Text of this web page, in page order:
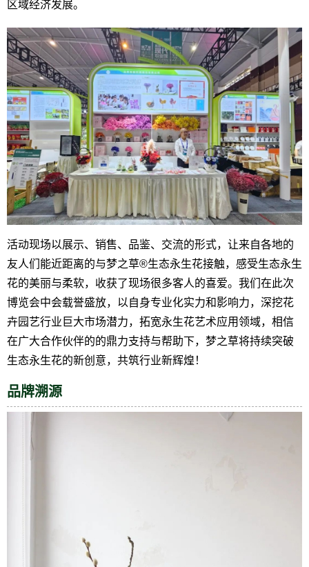
区域经济发展。
活动现场以展示、销售、品鉴、交流的形式，让来自各地的
友人们能近距离的与梦之草®生态永生花接触，感受生态永生
花的美丽与柔软，收获了现场很多客人的喜爱。我们在此次
博览会中会载誉盛放，以自身专业化实力和影响力，深挖花
卉园艺行业巨大市场潜力，拓宽永生花艺术应用领域，相信
在广大合作伙伴的的鼎力支持与帮助下，梦之草将持续突破
生态永生花的新创意，共筑行业新辉煌！
品牌溯源